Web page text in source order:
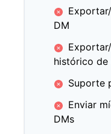
DM
histórico de
Suporte
Enviar
DMs